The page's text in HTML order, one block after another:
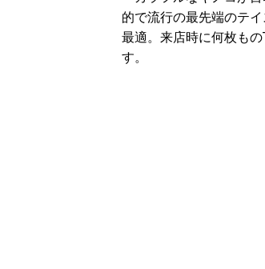
的で流行の最先端のテ
最適。来店時に何枚も
す。